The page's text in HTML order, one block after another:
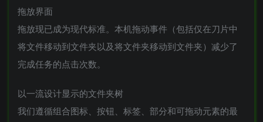
拖放界面
拖放现已成为现代标准。本机拖动事件（包括仅在刀片中
将文件移动到文件夹以及将文件夹移动到文件夹）减少了
完成任务的点击次数。
以一流设计显示的文件夹树
我们遵循组合图标、按钮、标签、部分和可拖动元素的最